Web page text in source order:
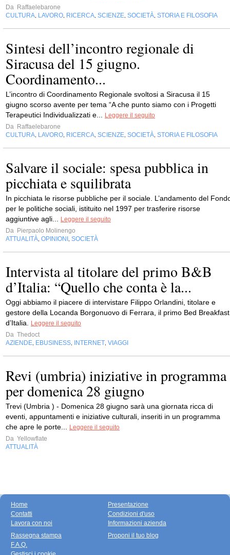
Da Raffaelebarone
CULTURA LAVORO RICERCA SCIENZE SOCIETÀ STORIA E FILOSOFIA
Sintesi dell’incontro regionale di
Siracusa del 15 giugno.
Coordinamento...
L’incontro di Coordinamento Regionale svoltosi a Siracusa il 15
giugno scorso avente per tema “A che punto siamo con i Progetti
Terapeutici Individualizzati e...
Leggere il seguito
Da Raffaelebarone
CULTURA LAVORO RICERCA SCIENZE SOCIETÀ STORIA E FILOSOFIA
Salvare il sociale: spesa pubblica in
picchiata e squilibrata
In picchiata le risorse pubbliche per il sociale. L’andamento del
per le politiche sociali, istituito nel 1997 per trasferire risorse
aggiuntive agli...
Leggere il seguito
Da Pierpaolo Molinengo
ATTUALITÀ OPINIONI SOCIETÀ
Intervista al titolare del primo B&B
d’Italia: “Quello che conta è la...
Oggi abbiamo il piacere di intervistare Filippo Orlandini, titolare e
gestore della Locanda Borgonuovo di Ferrara, il primo Bed Breakfast
d’Italia.
Leggere il seguito
Da Thedoct
AZIENDE EBUSINESS INTERNET VIAGGI
Revi (umbria) iniziative in programma
per domenica 28 giugno
Trevi (Umbria ) - Domenica 28 giugno sarà una giornata ricca di
eventi, appuntamenti e iniziative culturali, inseriti in un programma
che apre le porte...
Leggere il seguito
Da Yellowflate
ATTUALITÀ
Home
Contatti
Lavora con noi
Presentazione
Condizioni d'uso
Informazioni azienda
Rassegna stampa
F.A.Q.
Proponi il tuo blog